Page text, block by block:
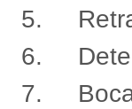
5.
6.
7. Boca